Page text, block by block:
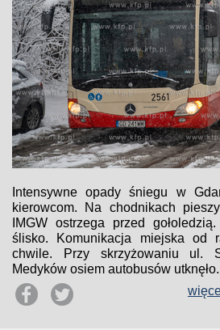
Intensywne opady śniegu w
kierowcom. Na chodnikach
IMGW ostrzega przed
ślisko. Komunikacja miejska od
chwile. Przy skrzyżowaniu ul.
Medyków osiem autobusów